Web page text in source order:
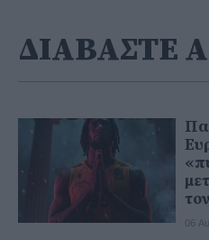
ΔΙΑΒΑΣΤΕ
06